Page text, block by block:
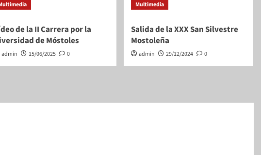
de la II Carrera por la
de Móstoles
admin 15/06/2025 0
Multimedia
Salida de la XXX San Silvestre
Mostoleña
admin 29/12/2024 0